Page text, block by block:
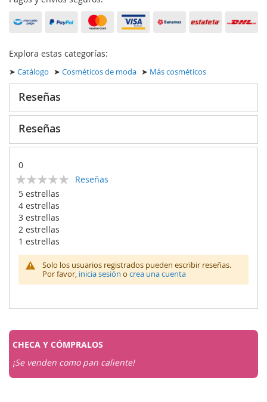
Explora estas categorías:
➤ Catálogo ➤ Cosméticos de moda ➤ Más cosméticos
Reseñas
Reseñas
0
Calificación:
% of100
Reseñas
5 estrellas
4 estrellas
3 estrellas
2 estrellas
1 estrellas
Solo los usuarios registrados pueden escribir reseñas.
Por favor, inicia sesión o crea una cuenta
CHECA Y CÓMPRALOS
¡Se venden como pan caliente!